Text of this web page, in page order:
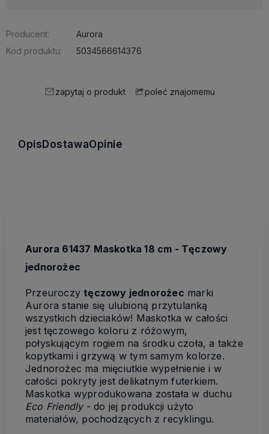
Producent:
Aurora
Kod produktu:
5034566614376
zapytaj o produkt poleć znajomemu
OpisDostawaOpinie
Aurora 61437 Maskotka 18 cm - Tęczowy
jednorożec
Przeuroczytęczowy jednorożec marki
Aurora stanie się ulubioną przytulanką
wszystkich dzieciaków! Maskotka w całości
jest tęczowego koloru z różowym,
połyskującym rogiem na środku czoła, a także
kopytkami i grzywą w tym samym kolorze.
Jednorożec ma mięciutkie wypełnienie i w
całości pokryty jest delikatnym futerkiem.
Maskotka wyprodukowana została w duchu
Eco Friendly- do jej produkcji użyto
materiałów, pochodzących z recyklingu.